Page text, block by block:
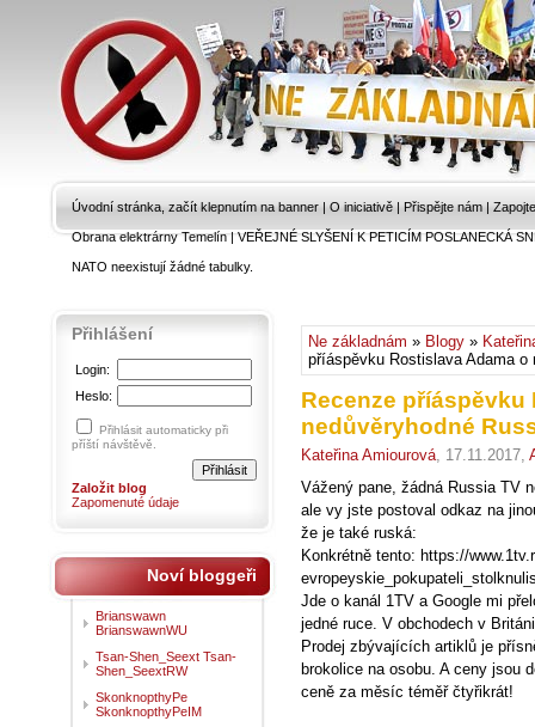
Úvodní stránka, začít klepnutím na banner | O iniciativě | Přispějte nám |
Obrana elektrárny Temelín|VEŘEJNÉ SLYŠENÍ K PETICÍM POSLANECKÁ
NATO neexistují žádné tabulky.
Ne základnám » Blogy »
příáspěvku Rostislava Adama o
Recenze příáspěvku
nedůvěryhodné
Kateřina Amiourová, 17.11.2017,
Vážený pane, žádná Russia TV
ale vy jste postoval odkaz na
že je také ruská:
Konkrétně tento: https://
Jde o kanál 1TV a Google mi
jedné ruce. V obchodech v
Prodej zbývajících artiklů je
brokolice na osobu. A ceny jsou
ceně za měsíc téměř čtyřikrát!
Přihlášení
Login:
Heslo:
Přihlásit automaticky při
příští návštěvě.
Založit blog
Zapomenuté údaje
Noví bloggeři
Brianswawn
BrianswawnWU
Tsan-Shen_Seext Tsan-
Shen_SeextRW
SkonknopthyPe
SkonknopthyPeIM